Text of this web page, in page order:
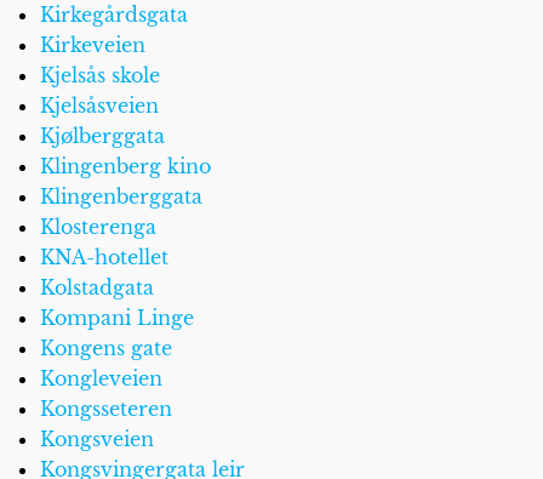
Kirkegårdsgata
Kirkeveien
Kjelsås skole
Kjelsåsveien
Kjølberggata
Klingenberg kino
Klingenberggata
Klosterenga
KNA-hotellet
Kolstadgata
Kompani Linge
Kongens gate
Kongleveien
Kongsseteren
Kongsveien
Kongsvingergata leir